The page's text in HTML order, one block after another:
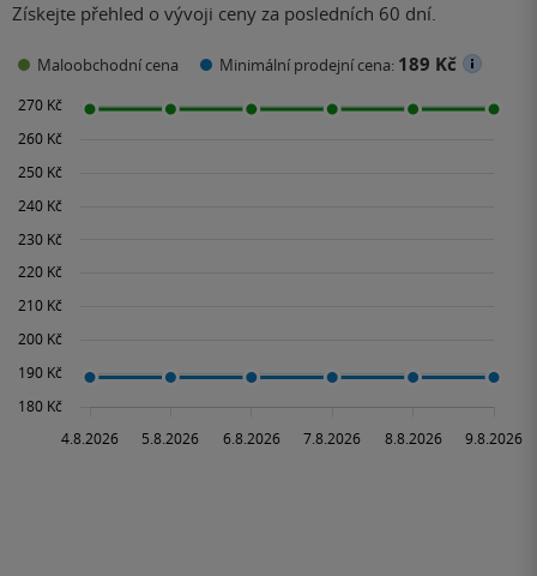
Získejte přehled o vývoji ceny za posledních 60 dní.
Maloobchodní cena Minimální prodejní cena: 189 Kč